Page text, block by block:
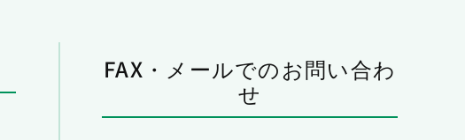
FAX・メールでのお問い合わ
せ